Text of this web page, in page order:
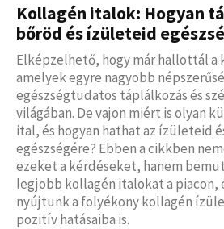
Kollagén italok: Hogyan
bőröd és ízületeid
Elképzelhető, hogy már hallottál
amelyek egyre nagyobb
egészségtudatos táplálkozás és
világában. De vajon miért is olyan
ital, és hogyan hathat az ízületeid
egészségére? Ebben a cikkben
ezeket a kérdéseket, hanem
legjobb kollagén italokat a piacon,
nyújtunk a folyékony kollagén
pozitív hatásaiba is.